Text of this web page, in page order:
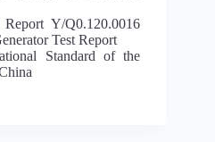
Y/Q0.120.0016
Test Report
Standard of the